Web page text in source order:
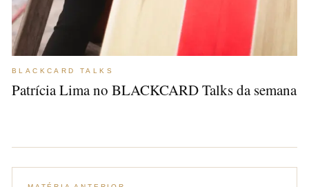
BLACKCARD TALKS
Patrícia Lima no BLACKCARD Talks da semana